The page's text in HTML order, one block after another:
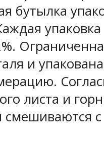
бутылка
и
листа и